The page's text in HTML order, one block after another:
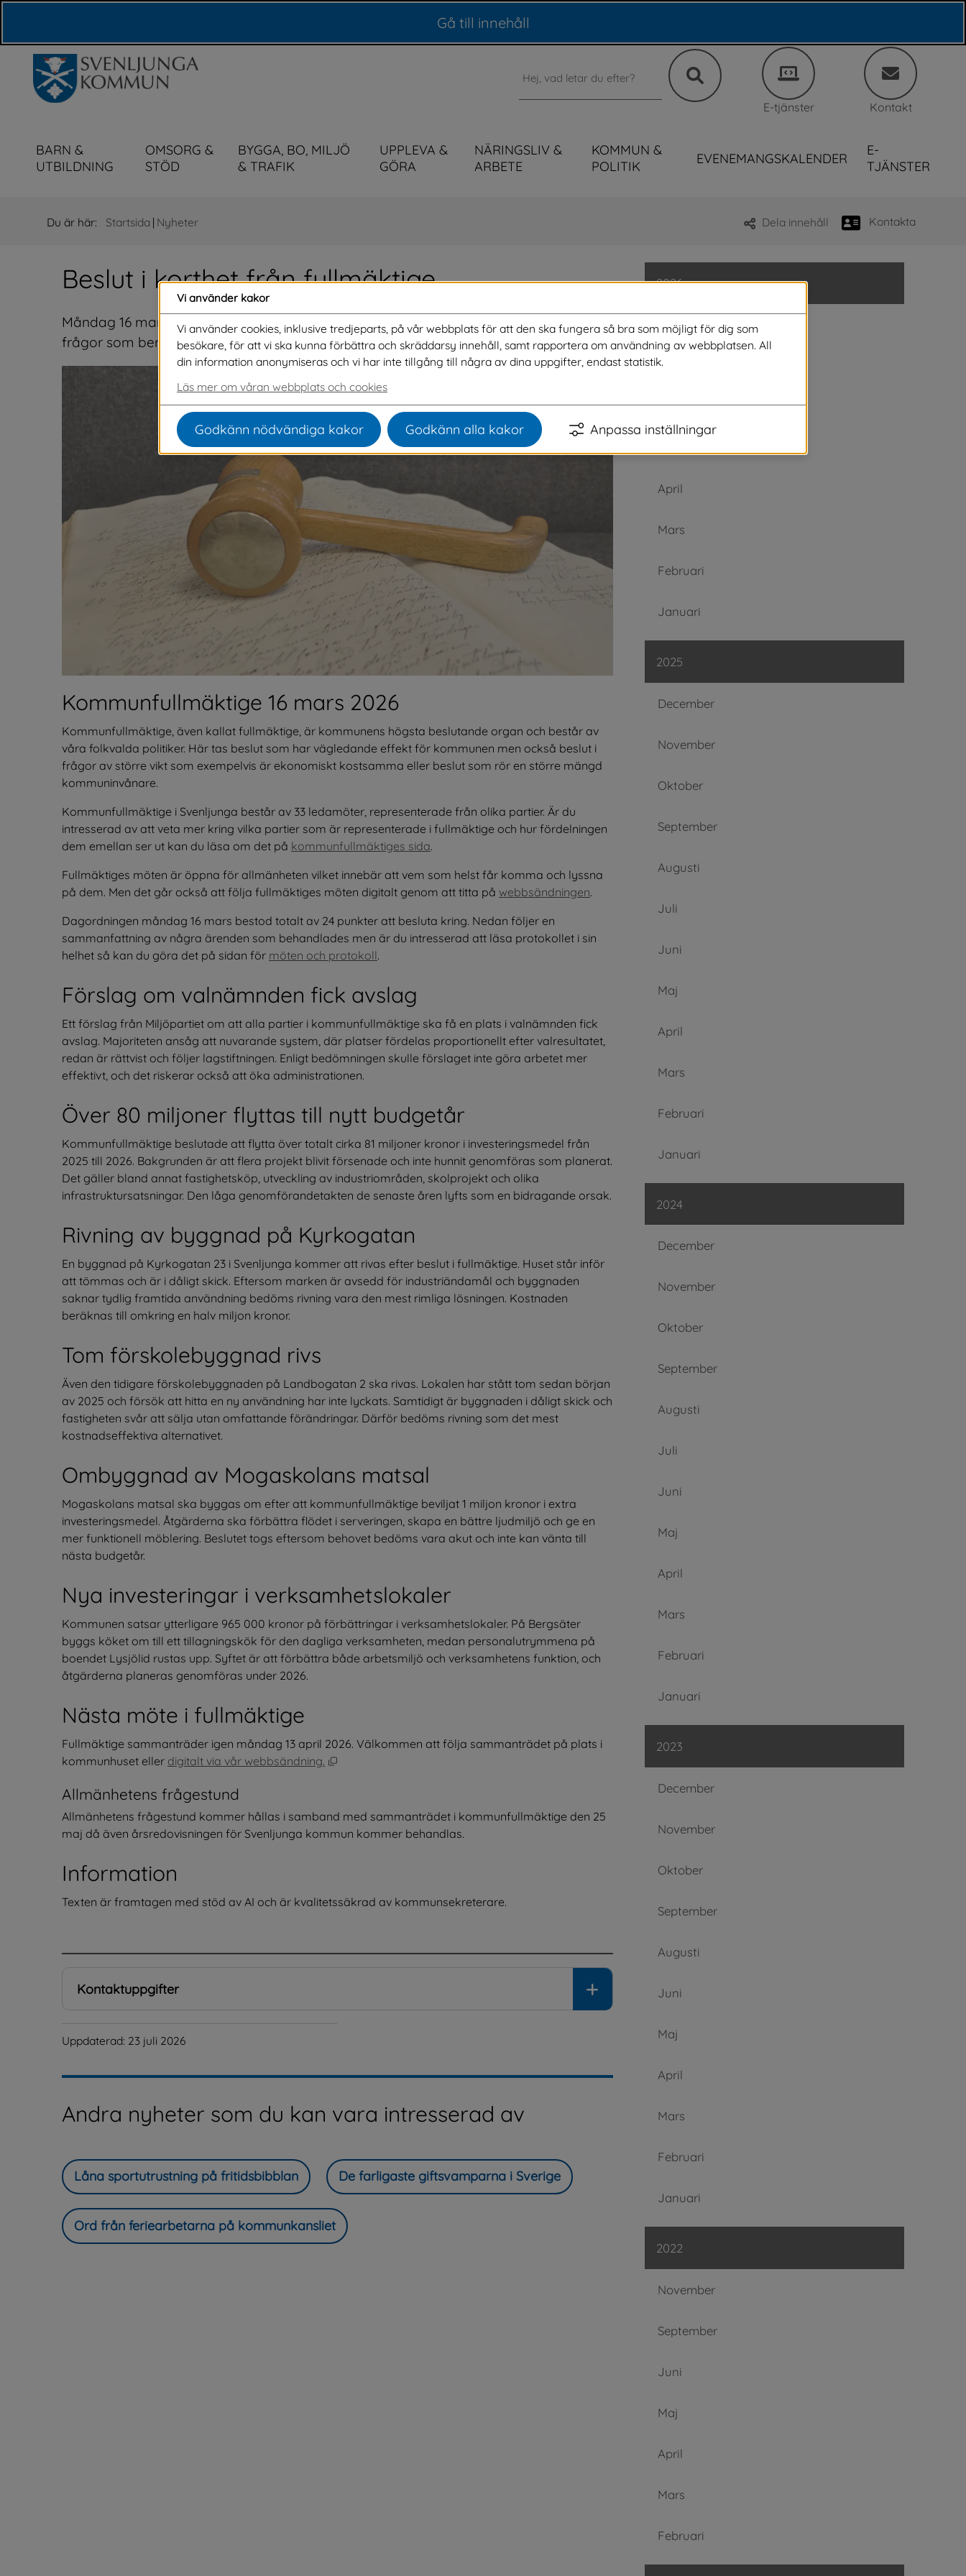
Gå till innehåll
Sök
E-tjänster Kontakt
BARN &
UTBILDNING
OMSORG &
STÖD
BYGGA, BO, MILJÖ
& TRAFIK
UPPLEVA &
GÖRA
NÄRINGSLIV &
ARBETE
KOMMUN &
POLITIK
EVENEMANGSKALENDER
E-
TJÄNSTER
Du är här: Startsida | Nyheter Dela innehåll Kontakta
Beslut i korthet från fullmäktige
Måndag 16 mars var det dags igen för våra politiker att samlas och fatta beslut kring
frågor som berör kommunen och dess invånare.
Kommunfullmäktige 16 mars 2026
Kommunfullmäktige, även kallat fullmäktige, är kommunens högsta beslutande organ och består av
våra folkvalda politiker. Här tas beslut som har vägledande effekt för kommunen men också beslut i
frågor av större vikt som exempelvis är ekonomiskt kostsamma eller beslut som rör en större mängd
kommuninvånare.
Kommunfullmäktige i Svenljunga består av 33 ledamöter, representerade från olika partier. Är du
intresserad av att veta mer kring vilka partier som är representerade i fullmäktige och hur fördelningen
dem emellan ser ut kan du läsa om det på kommunfullmäktiges sida.
Fullmäktiges möten är öppna för allmänheten vilket innebär att vem som helst får komma och lyssna
på dem. Men det går också att följa fullmäktiges möten digitalt genom att titta på webbsändningen.
Dagordningen måndag 16 mars bestod totalt av 24 punkter att besluta kring. Nedan följer en
sammanfattning av några ärenden som behandlades men är du intresserad att läsa protokollet i sin
helhet så kan du göra det på sidan för möten och protokoll.
Förslag om valnämnden fick avslag
Ett förslag från Miljöpartiet om att alla partier i kommunfullmäktige ska få en plats i valnämnden fick
avslag. Majoriteten ansåg att nuvarande system, där platser fördelas proportionellt efter valresultatet,
redan är rättvist och följer lagstiftningen. Enligt bedömningen skulle förslaget inte göra arbetet mer
effektivt, och det riskerar också att öka administrationen.
Över 80 miljoner flyttas till nytt budgetår
Kommunfullmäktige beslutade att flytta över totalt cirka 81 miljoner kronor i investeringsmedel från
2025 till 2026. Bakgrunden är att flera projekt blivit försenade och inte hunnit genomföras som planerat.
Det gäller bland annat fastighetsköp, utveckling av industriområden, skolprojekt och olika
infrastruktursatsningar. Den låga genomförandetakten de senaste åren lyfts som en bidragande orsak.
Rivning av byggnad på Kyrkogatan
En byggnad på Kyrkogatan 23 i Svenljunga kommer att rivas efter beslut i fullmäktige. Huset står inför
att tömmas och är i dåligt skick. Eftersom marken är avsedd för industriändamål och byggnaden
saknar tydlig framtida användning bedöms rivning vara den mest rimliga lösningen. Kostnaden
beräknas till omkring en halv miljon kronor.
Tom förskolebyggnad rivs
Även den tidigare förskolebyggnaden på Landbogatan 2 ska rivas. Lokalen har stått tom sedan början
av 2025 och försök att hitta en ny användning har inte lyckats. Samtidigt är byggnaden i dåligt skick och
fastigheten svår att sälja utan omfattande förändringar. Därför bedöms rivning som det mest
kostnadseffektiva alternativet.
Ombyggnad av Mogaskolans matsal
Mogaskolans matsal ska byggas om efter att kommunfullmäktige beviljat 1 miljon kronor i extra
investeringsmedel. Åtgärderna ska förbättra flödet i serveringen, skapa en bättre ljudmiljö och ge en
mer funktionell möblering. Beslutet togs eftersom behovet bedöms vara akut och inte kan vänta till
nästa budgetår.
Nya investeringar i verksamhetslokaler
Kommunen satsar ytterligare 965 000 kronor på förbättringar i verksamhetslokaler. På Bergsäter
byggs köket om till ett tillagningskök för den dagliga verksamheten, medan personalutrymmena på
boendet Lysjölid rustas upp. Syftet är att förbättra både arbetsmiljö och verksamhetens funktion, och
åtgärderna planeras genomföras under 2026.
Nästa möte i fullmäktige
Fullmäktige sammanträder igen måndag 13 april 2026. Välkommen att följa sammanträdet på plats i
kommunhuset eller digitalt via vår webbsändning.
Allmänhetens frågestund
Allmänhetens frågestund kommer hållas i samband med sammanträdet i kommunfullmäktige den 25
maj då även årsredovisningen för Svenljunga kommun kommer behandlas.
Information
Texten är framtagen med stöd av AI och är kvalitetssäkrad av kommunsekreterare.
Kontaktuppgifter
Uppdaterad: 23 juli 2026
Andra nyheter som du kan vara intresserad av
Låna sportutrustning på fritidsbibblan De farligaste giftsvamparna i Sverige
Ord från feriearbetarna på kommunkansliet
2026
Augusti
Juli
Juni
April
Mars
Februari
Januari
2025
December
November
Oktober
September
Augusti
Juli
Juni
Maj
April
Mars
Februari
Januari
2024
December
November
Oktober
September
Augusti
Juli
Juni
Maj
April
Mars
Februari
Januari
2023
December
November
Oktober
September
Augusti
Juni
Maj
April
Mars
Februari
Januari
2022
November
September
Juni
Maj
April
Mars
Februari
Vi använder kakor
Vi använder cookies, inklusive tredjeparts, på vår webbplats för att den ska fungera så bra som möjligt för dig som
besökare, för att vi ska kunna förbättra och skräddarsy innehåll, samt rapportera om användning av webbplatsen. All
din information anonymiseras och vi har inte tillgång till några av dina uppgifter, endast statistik.
Läs mer om våran webbplats och cookies
Godkänn nödvändiga kakor Godkänn alla kakor Anpassa inställningar